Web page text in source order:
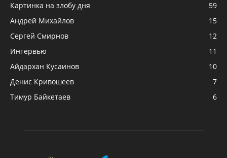
Картинка на злобу дня
59
Андрей Михайлов
15
Сергей Смирнов
12
Интервью
11
Айдархан Кусаинов
10
Денис Кривошеев
7
Тимур Байкетаев
6